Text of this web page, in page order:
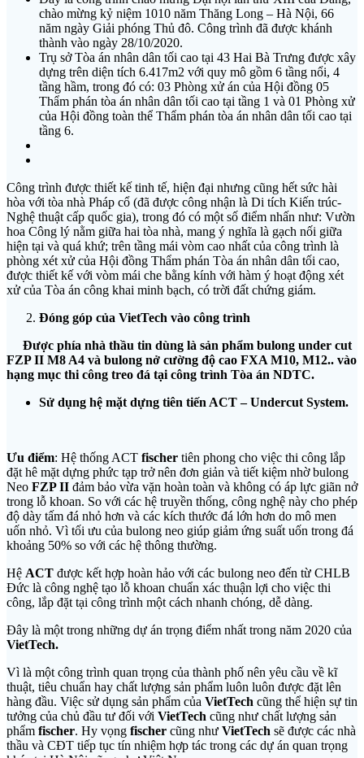
chào mừng kỷ niệm 1010 năm Thăng Long – Hà Nội, 66
năm ngày Giải phóng Thủ đô. Công trình đã được khánh
thành vào ngày 28/10/2020.
Trụ sở Tòa án nhân dân tối cao tại 43 Hai Bà Trưng được xây
dựng trên diện tích 6.417m2 với quy mô gồm 6 tầng nổi, 4
tầng hầm, trong đó có: 03 Phòng xử án của Hội đồng 05
Thẩm phán tòa án nhân dân tối cao tại tầng 1 và 01 Phòng xử
của Hội đồng toàn thể Thẩm phán tòa án nhân dân tối cao tại
tầng 6.
Công trình được thiết kế tinh tế, hiện đại nhưng cũng hết sức hài
hòa với tòa nhà Pháp cổ (đã được công nhận là Di tích Kiến trúc-
Nghệ thuật cấp quốc gia), trong đó có một số điểm nhấn như: Vườn
hoa Công lý nằm giữa hai tòa nhà, mang ý nghĩa là gạch nối giữa
hiện tại và quá khứ; trên tầng mái vòm cao nhất của công trình là
phòng xét xử của Hội đồng Thẩm phán Tòa án nhân dân tối cao,
được thiết kế với vòm mái che bằng kính với hàm ý hoạt động xét
xử của Tòa án công khai minh bạch, có trời đất chứng giám.
Đóng góp của VietTech vào công trình
Được phía nhà thầu tin dùng là sản phẩm bulong under cut
FZP II M8 A4 và bulong nở cường độ cao FXA M10, M12.. vào
hạng mục thi công treo đá tại công trình Tòa án NDTC.
Sử dụng hệ mặt dựng tiên tiến ACT – Undercut System.
Ưu điểm: Hệ thống ACT fischer tiên phong cho việc thi công lắp
đặt hê mặt dựng phức tạp trở nên đơn giản và tiết kiệm nhờ bulong
Neo FZP II đảm bảo vừa vặn hoàn toàn và không có áp lực giãn nở
trong lỗ khoan. So với các hệ truyền thống, công nghệ này cho phép
độ dày tấm đá nhỏ hơn và các kích thước đá lớn hơn do mô men
uốn nhỏ. Vì tối ưu của bulong neo giúp giảm ứng suất uốn trong đá
khoảng 50% so với các hệ thông thường.
Hệ ACT được kết hợp hoàn hảo với các bulong neo đến từ CHLB
Đức là công nghệ tạo lỗ khoan chuẩn xác thuận lợi cho việc thi
công, lắp đặt tại công trình một cách nhanh chóng, dễ dàng.
Đây là một trong những dự án trọng điểm nhất trong năm 2020 của
VietTech.
Vì là một công trình quan trọng của thành phố nên yêu cầu về kĩ
thuật, tiêu chuẩn hay chất lượng sản phẩm luôn luôn được đặt lên
hàng đầu. Việc sử dụng sản phẩm của VietTech cũng thể hiện sự tin
tưởng của chủ đầu tư đối với VietTech cũng như chất lượng sản
phẩm fischer. Hy vọng fischer cũng như VietTech sẽ được các nhà
thầu và CĐT tiếp tục tín nhiệm hợp tác trong các dự án quan trọng